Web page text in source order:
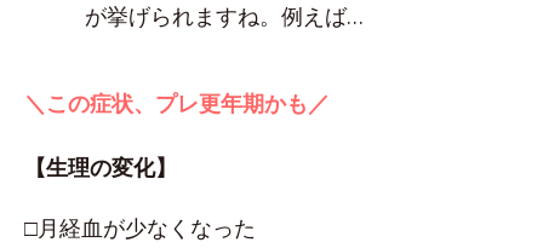
が挙げられますね。例えば…
＼この症状、プレ更年期かも／
【生理の変化】
□月経血が少なくなった